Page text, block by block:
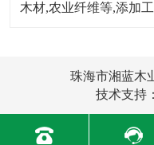
木材,农业纤维等,添加
木卡板的材料由
珠海市湘蓝
技术支持：